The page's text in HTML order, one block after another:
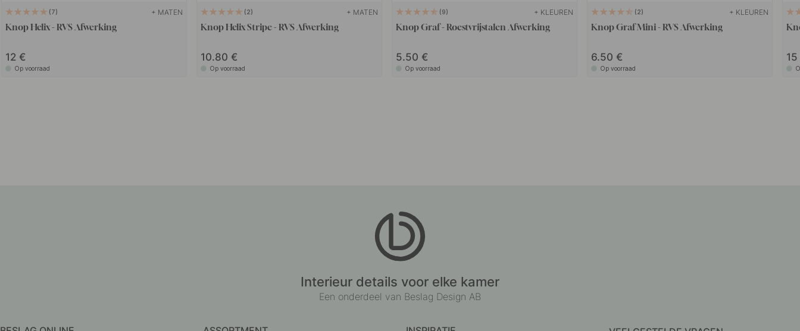
7 + MATEN
Knop Helix - RVS Afwerking
12
Op voorraad
2 + MATEN
Knop Helix Stripe - RVS Afwerking
10.80
Op voorraad
9 + KLEUREN
Knop Graf - Roestvrijstalen Afwerking
5.50
Op voorraad
2 + KLEUREN
Knop Graf Mini - RVS Afwerking
6.50
Op voorraad
Interieur details voor elke kamer
Een onderdeel van Beslag Design AB